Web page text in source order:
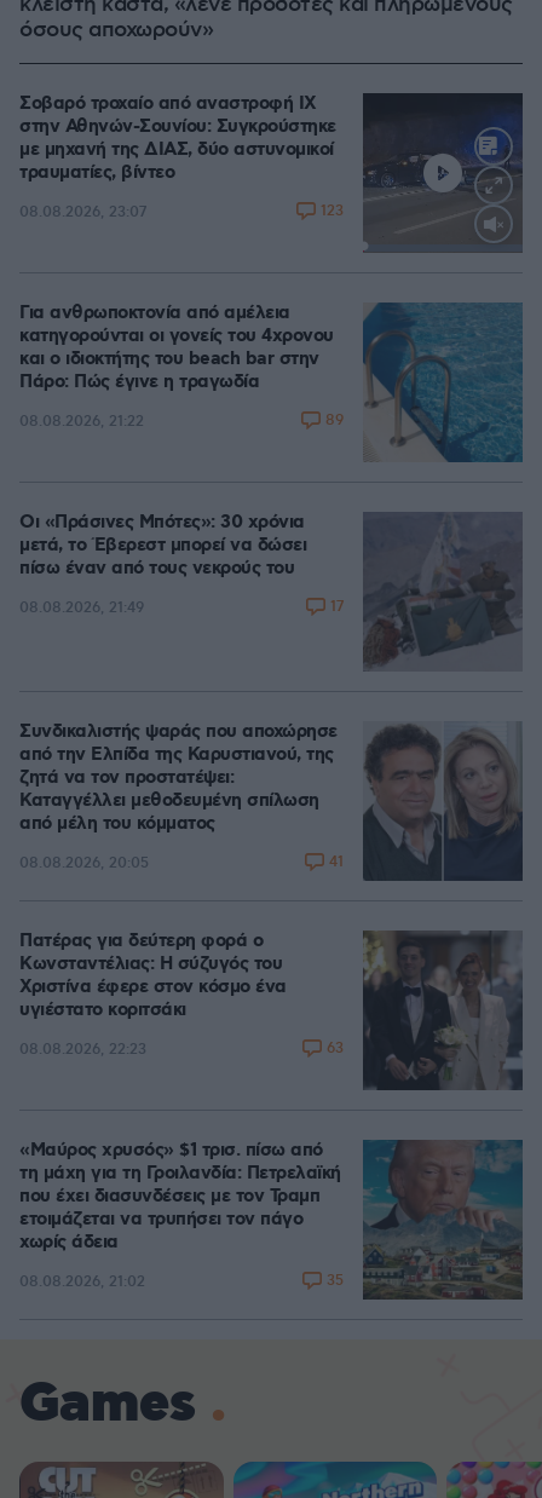
όσους αποχωρούν»
Σοβαρό τροχαίο από αναστροφή ΙΧ
στην Αθηνών-Σουνίου: Συγκρούστηκε
με μηχανή της ΔΙΑΣ, δύο αστυνομικοί
τραυματίες, βίντεο
08.08.2026, 23:07 123
Για ανθρωποκτονία από αμέλεια
κατηγορούνται οι γονείς του 4χρονου
και ο ιδιοκτήτης του beach bar στην
Πάρο: Πώς έγινε η τραγωδία
08.08.2026, 21:22 89
Οι «Πράσινες Μπότες»: 30 χρόνια
μετά, το Έβερεστ μπορεί να δώσει
πίσω έναν από τους νεκρούς του
08.08.2026, 21:49 17
Συνδικαλιστής ψαράς που αποχώρησε
από την Ελπίδα της Καρυστιανού, της
ζητά να τον προστατέψει:
Καταγγέλλει μεθοδευμένη σπίλωση
από μέλη του κόμματος
08.08.2026, 20:05 41
Πατέρας για δεύτερη φορά ο
Κωνσταντέλιας: Η σύζυγός του
Χριστίνα έφερε στον κόσμο ένα
υγιέστατο κοριτσάκι
08.08.2026, 22:23 63
«Μαύρος χρυσός» $1 τρισ. πίσω από
τη μάχη για τη Γροιλανδία: Πετρελαϊκή
που έχει διασυνδέσεις με τον Τραμπ
ετοιμάζεται να τρυπήσει τον πάγο
χωρίς άδεια
08.08.2026, 21:02 35
Games